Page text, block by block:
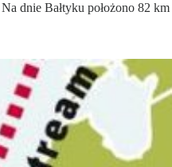
dnie Bałtyku położono 82 km